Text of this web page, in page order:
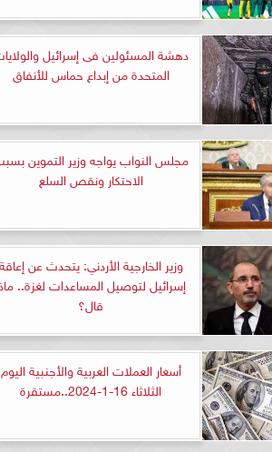
دهشة المسئولين فى إسرائيل
المتحدة من إبداع حماس للأنفاق
مجلس النواب يواجه وزير التموين
الاحتكار ونقص السلع
وزير الخارجية الأردني: يتحدث عن إعاقة
إسرائيل لتوصيل المساعدات لغزة..
قال؟
أسعار العملات العربية والأجنبية اليوم
الثلاثاء 16-1-2024..مستقرة